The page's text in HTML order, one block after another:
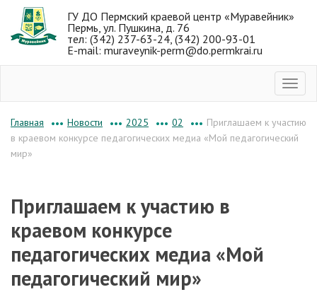
ГУ ДО Пермский краевой центр «Муравейник»
Пермь, ул. Пушкина, д. 76
тел: (342) 237-63-24, (342) 200-93-01
E-mail: muraveynik-perm@do.permkrai.ru
Главная ••• Новости ••• 2025 ••• 02 ••• Приглашаем к участию
в краевом конкурсе педагогических медиа «Мой педагогический
мир»
Приглашаем к участию в
краевом конкурсе
педагогических медиа «Мой
педагогический мир»